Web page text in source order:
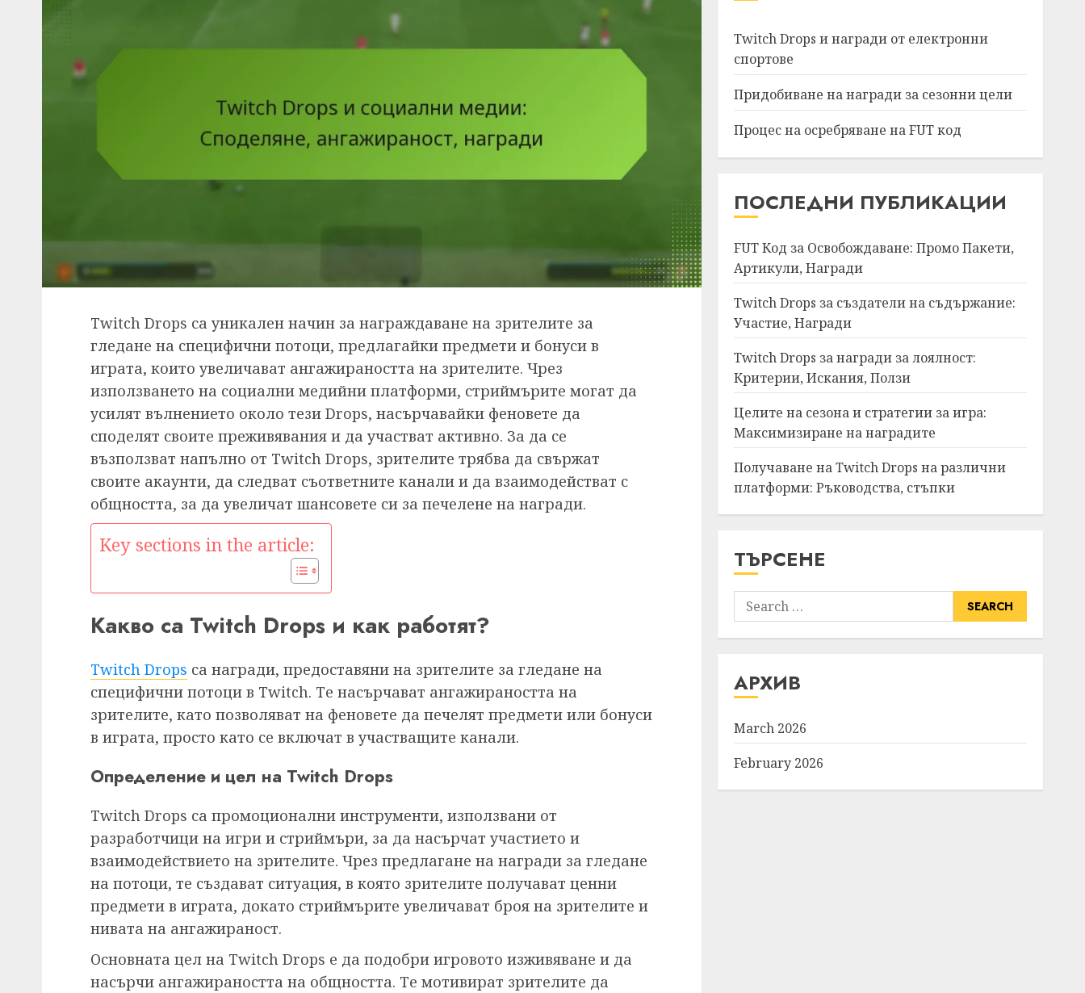
Twitch Drops са уникален начин за награждаване на зрителите за
гледане на специфични потоци, предлагайки предмети и бонуси в
играта, които увеличават ангажираността на зрителите. Чрез
използването на социални медийни платформи, стриймърите могат да
усилят вълнението около тези Drops, насърчавайки феновете да
споделят своите преживявания и да участват активно. За да се
възползват напълно от Twitch Drops, зрителите трябва да свържат
своите акаунти, да следват съответните канали и да взаимодействат с
общността, за да увеличат шансовете си за печелене на награди.
Key sections in the article:
Какво са Twitch Drops и как работят?
Twitch Drops са награди, предоставяни на зрителите за гледане на
специфични потоци в Twitch. Те насърчават ангажираността на
зрителите, като позволяват на феновете да печелят предмети или бонуси
в играта, просто като се включат в участващите канали.
Определение и цел на Twitch Drops
Twitch Drops са промоционални инструменти, използвани от
разработчици на игри и стриймъри, за да насърчат участието и
взаимодействието на зрителите. Чрез предлагане на награди за гледане
на потоци, те създават ситуация, в която зрителите получават ценни
предмети в играта, докато стриймърите увеличават броя на зрителите и
нивата на ангажираност.
Основната цел на Twitch Drops е да подобри игровото изживяване и да
насърчи ангажираността на общността. Те мотивират зрителите да
Twitch Drops и награди от електронни
спортове
Придобиване на награди за сезонни цели
Процес на осребряване на FUT код
ПОСЛЕДНИ ПУБЛИКАЦИИ
FUT Код за Освобождаване: Промо Пакети,
Артикули, Награди
Twitch Drops за създатели на съдържание:
Участие, Награди
Twitch Drops за награди за лоялност:
Критерии, Искания, Ползи
Целите на сезона и стратегии за игра:
Максимизиране на наградите
Получаване на Twitch Drops на различни
платформи: Ръководства, стъпки
ТЪРСЕНЕ
Search
for:
АРХИВ
March 2026
February 2026